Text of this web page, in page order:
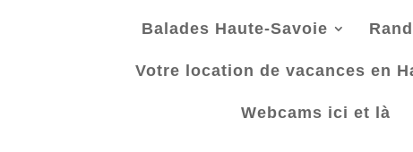
Balades Haute-Savoie
Votre location de vacances en
Webcams ici et là